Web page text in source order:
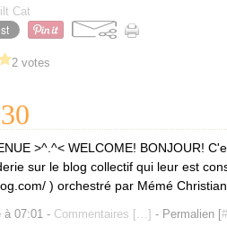
Cat
2 votes
>^.^< WELCOME! BONJOUR!
sur le blog collectif qui leur est
) orchestré par Mémé
à 07:01 - Commentaires [ …] - Permalien [#